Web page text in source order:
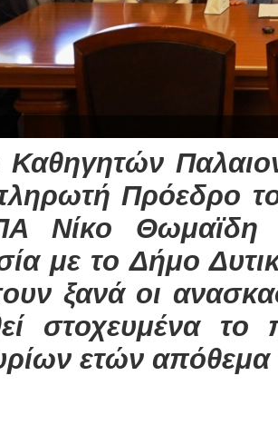
Πρόεδρο
Νίκο Θωμαϊδη
με το Δήμο
ξανά οι
στοχευμένα το
ετών απόθεμα